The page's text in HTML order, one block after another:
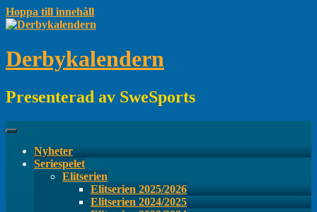
Hoppa till innehåll
Derbykalendern
Presenterad av SweSports
Nyheter
Seriespelet
Elitserien
Elitserien 2025/2026
Elitserien 2024/2025